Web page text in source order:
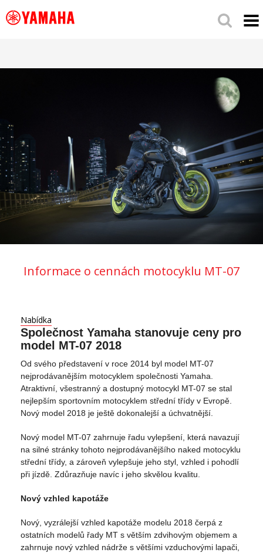
Informace o cennách motocyklu MT-07
Nabídka
Společnost Yamaha stanovuje ceny pro
model MT-07 2018
Od svého představení v roce 2014 byl model MT-07
nejprodávanějším motocyklem společnosti Yamaha.
Atraktivní, všestranný a dostupný motocykl MT-07 se stal
nejlepším sportovním motocyklem střední třídy v Evropě.
Nový model 2018 je ještě dokonalejší a úchvatnější.
Nový model MT-07 zahrnuje řadu vylepšení, která navazují
na silné stránky tohoto nejprodávanějšího naked motocyklu
střední třídy, a zároveň vylepšuje jeho styl, vzhled i pohodlí
při jízdě. Zdůrazňuje navíc i jeho skvělou kvalitu.
Nový vzhled kapotáže
Nový, vyzrálejší vzhled kapotáže modelu 2018 čerpá z
ostatních modelů řady MT s větším zdvihovým objemem a
zahrnuje nový vzhled nádrže s většími vzduchovými lapači,